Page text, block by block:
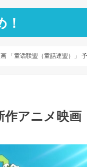
「童话联盟（童話連盟）」
アニメ映画